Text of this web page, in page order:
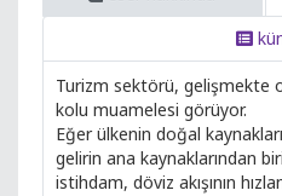
Turizm sektörü, gelişmekte
kolu muamelesi görüyor.
Eğer ülkenin doğal
gelirin ana kaynaklarından
istihdam, döviz akışının